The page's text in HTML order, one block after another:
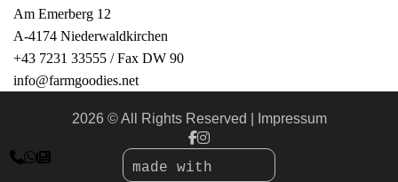

Am Emerberg 12
A-4174 Niederwaldkirchen
+43 7231 33555 / Fax DW 90
info@farmgoodies.net
2026 © All Rights Reserved Impressum
made with